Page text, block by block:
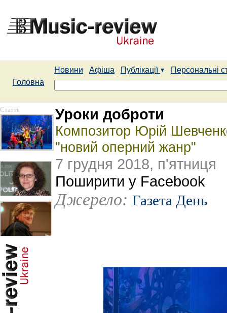
Новини Афіша Публікації
Персональні
Головна
Стаття Уроки доброти
Композитор Юрій
"новий оперний жанр"
7 грудня 2018, п'ятниця
Поширити у Facebook
Джерело: Газета День